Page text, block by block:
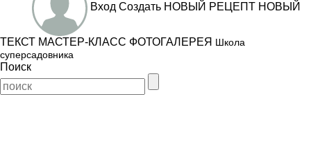
Вход Создать НОВЫЙ РЕЦЕПТ НОВЫЙ
ТЕКСТ МАСТЕР-КЛАСС ФОТОГАЛЕРЕЯ Школа
суперсадовника
Поиск